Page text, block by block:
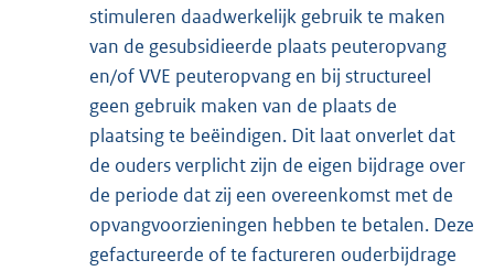
stimuleren daadwerkelijk gebruik te maken
van de gesubsidieerde plaats peuteropvang
en/of VVE peuteropvang en bij structureel
geen gebruik maken van de plaats de
plaatsing te beëindigen. Dit laat onverlet dat
de ouders verplicht zijn de eigen bijdrage over
de periode dat zij een overeenkomst met de
opvangvoorzieningen hebben te betalen. Deze
gefactureerde of te factureren ouderbijdrage